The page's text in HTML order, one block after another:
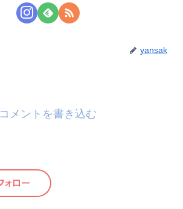
yansak
コメントを書き込む